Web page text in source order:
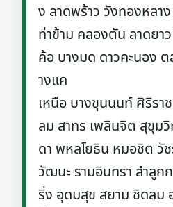
ง ลาดพร้าว วังทองหลา
ท่าข้าม คลองตัน ลาดยา
ค้อ บางมด ดาวคะนอง
างแค
เหนือ บางขุนนนท์ ศิริรา
ลม สาทร เพลินจิต สุขุม
ดา พหลโยธิน หมอชิต วั
วัฒนะ รามอินทรา ลำลูก
ริ่ง อุดมสุข สยาม ชิดลม